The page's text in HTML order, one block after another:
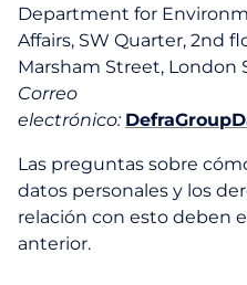
Department for
Affairs, SW Quarter, 2nd
Marsham Street, London
Correo
electrónico:
Las preguntas sobre
datos personales y los
relación con esto deben
anterior.